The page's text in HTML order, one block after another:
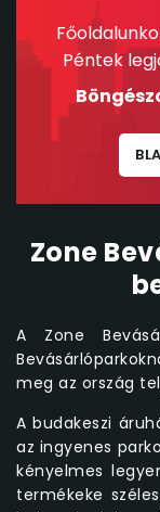
Péntek
Zone
A Zone
meg az ország
A budakeszi
az ingyenes
kényelmes
termékeke